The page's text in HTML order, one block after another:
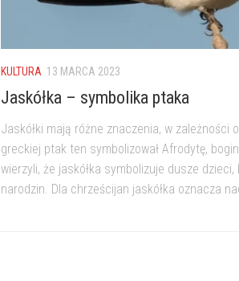
KULTURA 13 MARCA 2023
Jaskółka – symbolika ptaka
Jaskółki mają różne znaczenia, w zależności
greckiej ptak ten symbolizował Afrodytę,
wierzyli, że jaskółka symbolizuje dusze
narodzin. Dla chrześcijan jaskółka oznacza